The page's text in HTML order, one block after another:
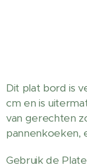
Dit plat bord is
cm en is
van gerechten
pannenkoeken,
Gebruik de